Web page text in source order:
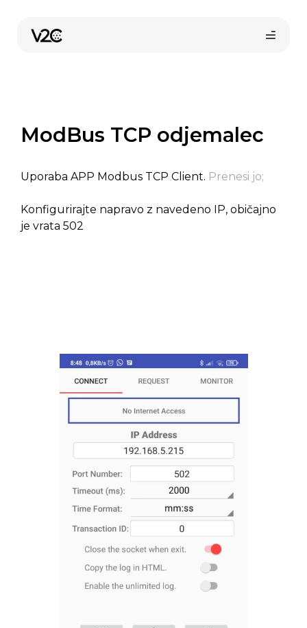
content
ModBus TCP odjemalec
Uporaba APP Modbus TCP Client. Prenesi jo;
Konfigurirajte napravo z navedeno IP, običajno
je vrata 502